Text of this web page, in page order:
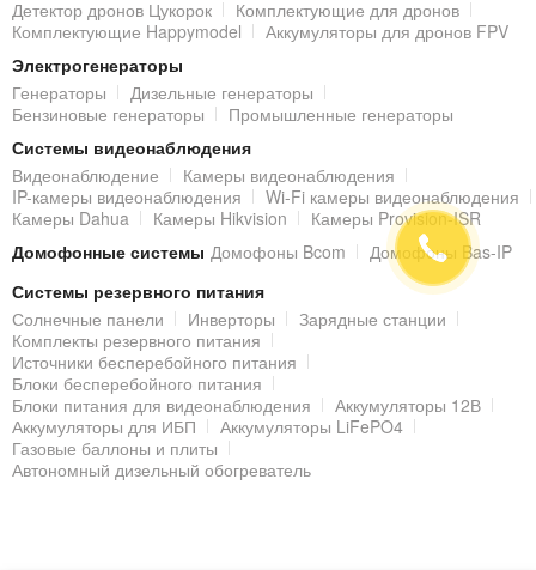
Детектор дронов Цукорок
Комплектующие для дронов
Комплектующие Happymodel
Аккумуляторы для дронов FPV
Электрогенераторы
Генераторы
Дизельные генераторы
Бензиновые генераторы
Промышленные генераторы
Системы видеонаблюдения
Видеонаблюдение
Камеры видеонаблюдения
IP-камеры видеонаблюдения
Wi-Fi камеры видеонаблюдения
Камеры Dahua
Камеры Hikvision
Камеры Provision-ISR
Домофонные системы Домофоны Bcom
Домофоны Bas-IP
Системы резервного питания
Солнечные панели
Инверторы
Зарядные станции
Комплекты резервного питания
Источники бесперебойного питания
Блоки бесперебойного питания
Блоки питания для видеонаблюдения
Аккумуляторы 12В
Аккумуляторы для ИБП
Аккумуляторы LiFePO4
Газовые баллоны и плиты
Автономный дизельный обогреватель